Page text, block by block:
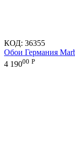
КОД: 36355
Обои Германия
4 19000 Р